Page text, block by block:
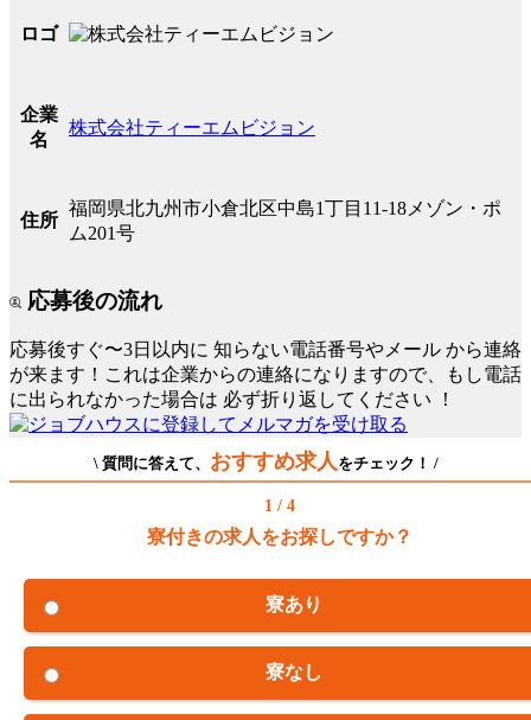
ロゴ
企業
名
株式会社ティーエムビジョン
住所
福岡県北九州市小倉北区中島1丁目11-18メゾン・ポ
ム201号
応募後の流れ
応募後すぐ〜3日以内に 知らない電話番号やメール から連絡
が来ます！これは企業からの連絡になりますので、もし電話
に出られなかった場合は 必ず折り返してください ！
\ 質問に答えて、 おすすめ求人をチェック！ /
1 / 4
寮付きの求人をお探しですか？
寮あり
寮なし